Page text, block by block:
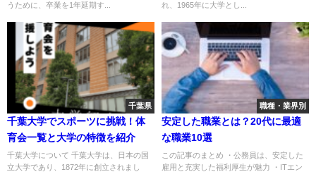
うために、卒業を1年延期す...
れ、1965年に大学とし...
千葉県
千葉大学でスポーツに挑戦！体
育会一覧と大学の特徴を紹介
千葉大学について 千葉大学は、日本の国
立大学であり、1872年に創立されまし
職種・業界別
安定した職業とは？20代に最適
な職業10選
この記事のまとめ ・公務員は、安定した
雇用と充実した福利厚生が魅力 ・ITエン